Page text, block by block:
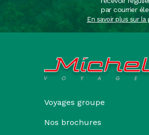
par courrier
En savoir plus sur
Voyages groupe
Nos brochures